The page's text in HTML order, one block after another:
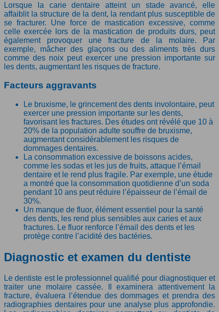
Lorsque la carie dentaire atteint un stade avancé, elle
affaiblit la structure de la dent, la rendant plus susceptible de
se fracturer. Une force de mastication excessive, comme
celle exercée lors de la mastication de produits durs, peut
également provoquer une fracture de la molaire. Par
exemple, mâcher des glaçons ou des aliments très durs
comme des noix peut exercer une pression importante sur
les dents, augmentant les risques de fracture.
Facteurs aggravants
Le bruxisme, le grincement des dents involontaire, peut
exercer une pression importante sur les dents,
favorisant les fractures. Des études ont révélé que 10 à
20% de la population adulte souffre de bruxisme,
augmentant considérablement les risques de
dommages dentaires.
La consommation excessive de boissons acides,
comme les sodas et les jus de fruits, attaque l’émail
dentaire et le rend plus fragile. Par exemple, une étude
a montré que la consommation quotidienne d’un soda
pendant 10 ans peut réduire l’épaisseur de l’émail de
30%.
Un manque de fluor, élément essentiel pour la santé
des dents, les rend plus sensibles aux caries et aux
fractures. Le fluor renforce l’émail des dents et les
protège contre l’acidité des bactéries.
Diagnostic et examen du dentiste
Le dentiste est le professionnel qualifié pour diagnostiquer et
traiter une molaire cassée. Il examinera attentivement la
fracture, évaluera l’étendue des dommages et prendra des
radiographies dentaires pour une analyse plus approfondie.